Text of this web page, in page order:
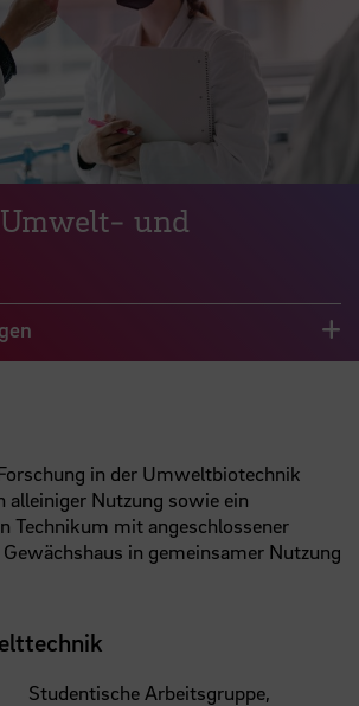
und
in der Umweltbiotechnik
alleiniger Nutzung sowie ein
Technikum mit angeschlossener
in gemeinsamer Nutzung
Studentische Arbeitsgruppe,